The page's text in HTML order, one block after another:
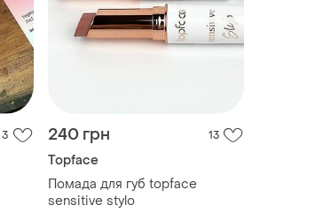
3 240 грн 13
Topface
Помада для губ topface
sensitive stylo